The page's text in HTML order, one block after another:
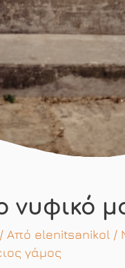
Από elenitsanikol /
γάμος